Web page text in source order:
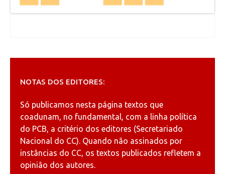
NOTAS DOS EDITORES:
Só publicamos nesta página textos que
coadunam, no fundamental, com a linha política
do PCB, a critério dos editores (Secretariado
Nacional do CC). Quando não assinados por
instâncias do CC, os textos publicados refletem a
opinião dos autores.